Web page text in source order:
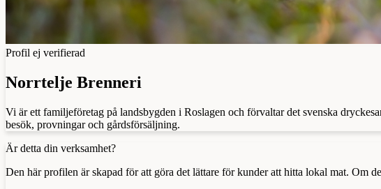
Profil ej verifierad
Norrtelje Brenneri
Vi är ett familjeföretag på landsbygden i Roslagen och förvaltar det svenska
besök, provningar och gårdsförsäljning.
Är detta din verksamhet?
Den här profilen är skapad för att göra det lättare för kunder att hitta lokal mat. Om